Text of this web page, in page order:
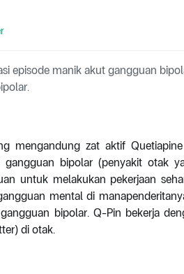
episode manik akut gangguan
mengandung zat aktif
bipolar (penyakit otak
untuk melakukan pekerjaan
mental di
bipolar. Q-Pin bekerja
di otak.